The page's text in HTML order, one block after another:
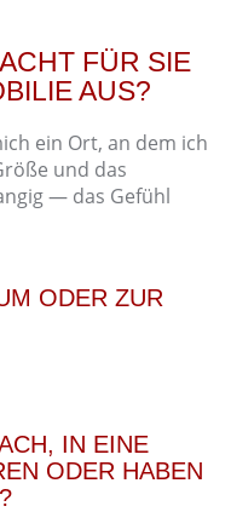
FÜR SIE
AUS?
ein Ort, an dem ich
und das
— das Gefühl
ODER ZUR
IN EINE
ODER HABEN